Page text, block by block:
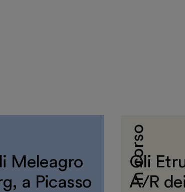
Meleagro
a Picasso
In corso
Gli
A/R